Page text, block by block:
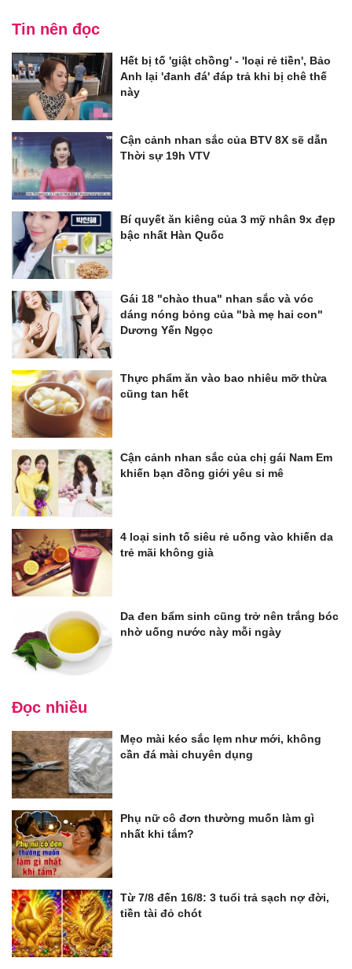
Tin nên đọc
Hết bị tố 'giật chồng' - 'loại rẻ tiền', Bảo
Anh lại 'đanh đá' đáp trả khi bị chê thế
này
Cận cảnh nhan sắc của BTV 8X sẽ dẫn
Thời sự 19h VTV
Bí quyết ăn kiêng của 3 mỹ nhân 9x đẹp
bậc nhất Hàn Quốc
Gái 18 "chào thua" nhan sắc và vóc
dáng nóng bỏng của "bà mẹ hai con"
Dương Yến Ngọc
Thực phẩm ăn vào bao nhiêu mỡ thừa
cũng tan hết
Cận cảnh nhan sắc của chị gái Nam Em
khiến bạn đồng giới yêu si mê
4 loại sinh tố siêu rẻ uống vào khiến da
trẻ mãi không già
Da đen bẩm sinh cũng trở nên trắng bóc
nhờ uống nước này mỗi ngày
Đọc nhiều
Mẹo mài kéo sắc lẹm như mới, không
cần đá mài chuyên dụng
Phụ nữ cô đơn thường muốn làm gì
nhất khi tắm?
Từ 7/8 đến 16/8: 3 tuổi trả sạch nợ đời,
tiền tài đỏ chót